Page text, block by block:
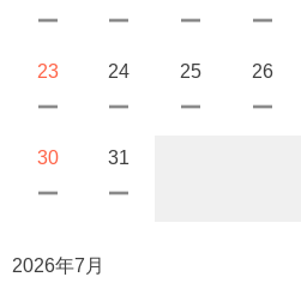
23 24 25 26
30 31
2026年7月